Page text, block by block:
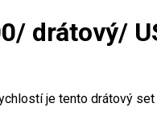
drátový/
je tento drátový